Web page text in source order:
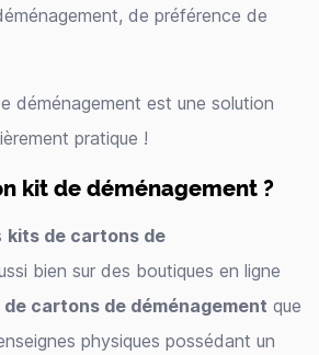
de préférence de
déménagement est une solution
pratique !
kit de déménagement ?
kits de cartons de
bien sur des boutiques en ligne
de cartons de déménagement que
physiques possédant un